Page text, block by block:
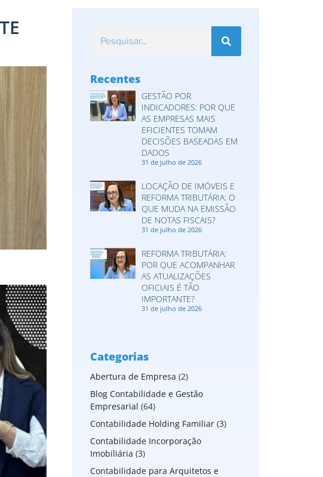
Recentes
GESTÃO POR
INDICADORES: POR QUE
AS EMPRESAS MAIS
EFICIENTES TOMAM
DECISÕES BASEADAS EM
DADOS
31 de julho de 2026
LOCAÇÃO DE IMÓVEIS E
REFORMA TRIBUTÁRIA: O
QUE MUDA NA EMISSÃO
DE NOTAS FISCAIS?
31 de julho de 2026
REFORMA TRIBUTÁRIA:
POR QUE ACOMPANHAR
AS ATUALIZAÇÕES
OFICIAIS É TÃO
IMPORTANTE?
31 de julho de 2026
Categorias
Abertura de Empresa (2)
Blog Contabilidade e Gestão
Empresarial (64)
Contabilidade Holding Familiar (3)
Contabilidade Incorporação
Imobiliária (3)
Contabilidade para Arquitetos e